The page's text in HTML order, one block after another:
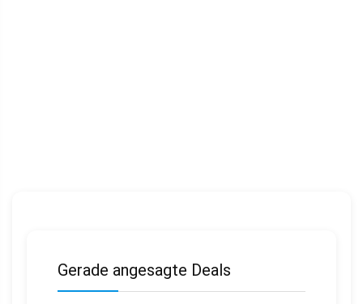
Gerade angesagte Deals